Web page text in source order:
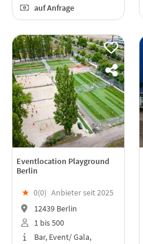
auf Anfrage
Eventlocation Playground
Berlin
★ 0(0) Anbieter seit 2025
12439 Berlin
1 bis 500
Bar, Event/ Gala,